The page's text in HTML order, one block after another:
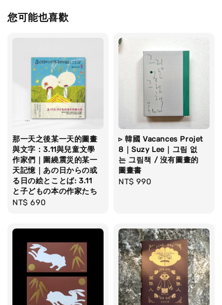
您可能也喜歡
那一天之後某一天的圖畫
與文字：3.11與兒童文學
作家們｜圍繞震災的某一
天記憶｜あの日からの或
る日の絵とことば: 3.11
と子どもの本の作家たち
Regular
NT$ 690
▹ 韓國 Vacances Projet
8｜Suzy Lee｜그림 없
는 그림책 / 沒有圖畫的
圖畫書
Regular
NT$ 990